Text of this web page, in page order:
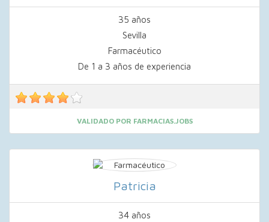
35 años
Sevilla
Farmacéutico
De 1 a 3 años de experiencia
VALIDADO POR FARMACIAS.JOBS
Patricia
34 años